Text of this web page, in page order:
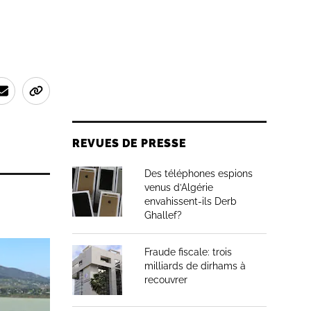
REVUES DE PRESSE
Des téléphones espions
venus d’Algérie
envahissent-ils Derb
Ghallef?
Fraude fiscale: trois
milliards de dirhams à
recouvrer